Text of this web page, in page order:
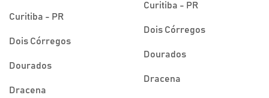
Curitiba - PR
Dois Córregos
Dourados
Dracena
Curitiba - PR
Dois Córregos
Dourados
Dracena